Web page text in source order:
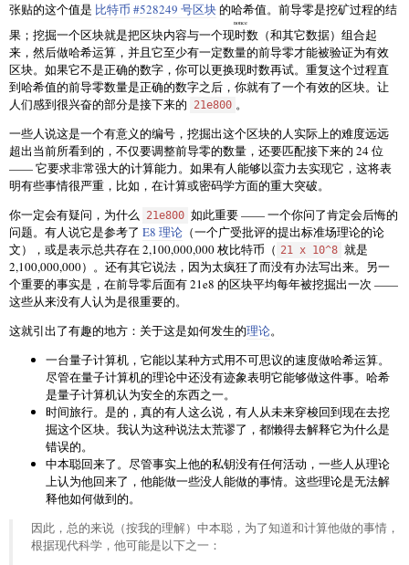
张贴的这个值是 比特币 #528249 号区块的哈希值。前导零是挖矿过程的结
果；挖掘一个区块就是把区块内容与一个现时数
nonce
（和其它数据）组合起
来，然后做哈希运算，并且它至少有一定数量的前导零才能被验证为有效
区块。如果它不是正确的数字，你可以更换现时数再试。重复这个过程直
到哈希值的前导零数量是正确的数字之后，你就有了一个有效的区块。让
人们感到很兴奋的部分是接下来的
21e800 。
一些人说这是一个有意义的编号，挖掘出这个区块的人实际上的难度远远
超出当前所看到的，不仅要调整前导零的数量，还要匹配接下来的 24 位
—— 它要求非常强大的计算能力。如果有人能够以蛮力去实现它，这将表
明有些事情很严重，比如，在计算或密码学方面的重大突破。
你一定会有疑问，为什么
21e800 如此重要 —— 一个你问了肯定会后悔的
问题。有人说它是参考了 E8 理论 （一个广受批评的提出标准场理论的论
文），或是表示总共存在 2,100,000,000 枚比特币（ 21 x 10^8 就是
2,100,000,000）。还有其它说法，因为太疯狂了而没有办法写出来。另一
个重要的事实是，在前导零后面有 21e8 的区块平均每年被挖掘出一次 ——
这些从来没有人认为是很重要的。
这就引出了有趣的地方：关于这是如何发生的理论。
一台量子计算机，它能以某种方式用不可思议的速度做哈希运算。
尽管在量子计算机的理论中还没有迹象表明它能够做这件事。哈希
是量子计算机认为安全的东西之一。
时间旅行。是的，真的有人这么说，有人从未来穿梭回到现在去挖
掘这个区块。我认为这种说法太荒谬了，都懒得去解释它为什么是
错误的。
中本聪回来了。尽管事实上他的私钥没有任何活动，一些人从理论
上认为他回来了，他能做一些没人能做的事情。这些理论是无法解
释他如何做到的。
因此，总的来说（按我的理解）中本聪，为了知道和计算他做的事情，
根据现代科学，他可能是以下之一：